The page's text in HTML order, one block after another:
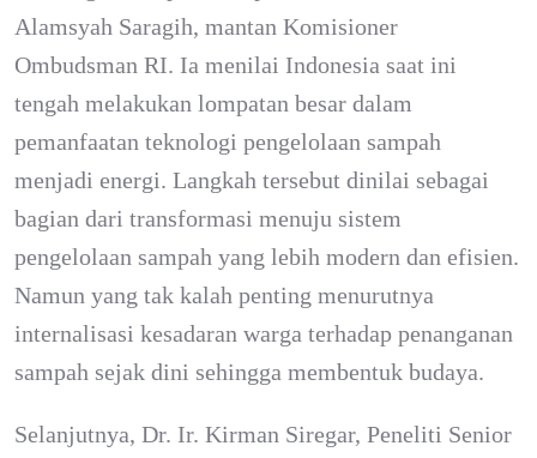
Alamsyah Saragih, mantan Komisioner
Ombudsman RI. Ia menilai Indonesia saat ini
tengah melakukan lompatan besar dalam
pemanfaatan teknologi pengelolaan sampah
menjadi energi. Langkah tersebut dinilai sebagai
bagian dari transformasi menuju sistem
pengelolaan sampah yang lebih modern dan efisien.
Namun yang tak kalah penting menurutnya
internalisasi kesadaran warga terhadap penanganan
sampah sejak dini sehingga membentuk budaya.
Selanjutnya, Dr. Ir. Kirman Siregar, Peneliti Senior